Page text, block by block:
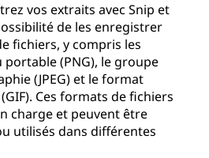
vos extraits avec Snip et
de les enregistrer
fichiers, y compris les
(PNG), le groupe
(JPEG) et le format
Ces formats de fichiers
charge et peuvent être
utilisés dans différentes